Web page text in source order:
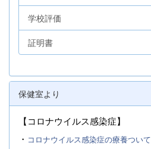
学校評価
証明書
保健室より
【コロナウイルス感染症】
・ コロナウイルス感染症の療養ついて